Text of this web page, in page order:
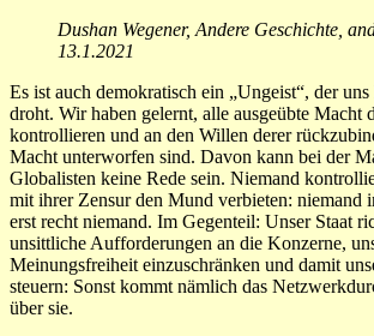
Dushan Wegener, Andere Geschichte,
13.1.2021
Es ist auch demokratisch ein „Ungeist“, der uns
droht. Wir haben gelernt, alle ausgeübte Macht
kontrollieren und an den Willen derer
Macht unterworfen sind. Davon kann bei der
Globalisten keine Rede sein. Niemand
mit ihrer Zensur den Mund verbieten: niemand
erst recht niemand. Im Gegenteil: Unser Staat
unsittliche Aufforderungen an die Konzerne,
Meinungsfreiheit einzuschränken und damit
steuern: Sonst kommt nämlich das
über sie.